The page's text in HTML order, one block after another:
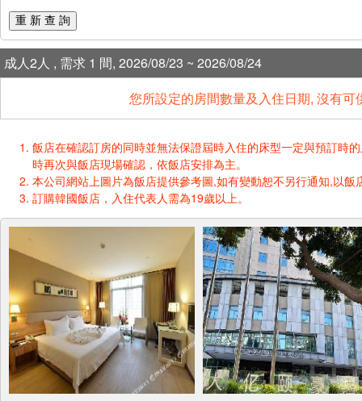
重 新 查 詢
成人2人 , 需求 1 間, 2026/08/23 ~ 2026/08/24
您所設定的房間數量及入住日期, 沒有
飯店在確認訂房的同時並無法保證屆時入住的床型一定與預訂時
時再次與飯店現場確認，依飯店安排為主。
本公司網站上圖片為飯店提供參考圖,如有變動恕不另行通知,以飯
訂購韓國飯店，入住代表人需為19歲以上。